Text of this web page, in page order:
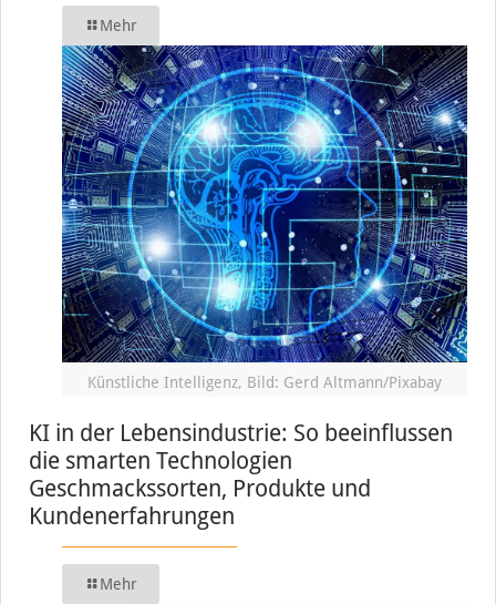
Mehr
Künstliche Intelligenz, Bild: Gerd Altmann/Pixabay
KI in der Lebensindustrie: So beeinflussen
die smarten Technologien
Geschmackssorten, Produkte und
Kundenerfahrungen
Mehr